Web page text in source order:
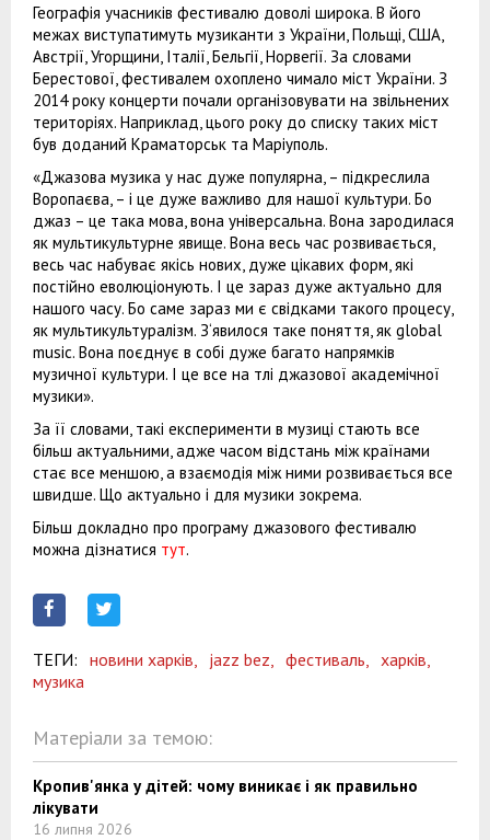
Географія учасників фестивалю доволі широка. В його
межах виступатимуть музиканти з України, Польщі, США,
Австрії, Угорщини, Італії, Бельгії, Норвегії. За словами
Берестової, фестивалем охоплено чимало міст України. З
2014 року концерти почали організовувати на звільнених
територіях. Наприклад, цього року до списку таких міст
був доданий Краматорськ та Маріуполь.
«Джазова музика у нас дуже популярна, – підкреслила
Воропаєва, – і це дуже важливо для нашої культури. Бо
джаз – це така мова, вона універсальна. Вона зародилася
як мультикультурне явище. Вона весь час розвивається,
весь час набуває якісь нових, дуже цікавих форм, які
постійно еволюціонують. І це зараз дуже актуально для
нашого часу. Бо саме зараз ми є свідками такого процесу,
як мультикультуралізм. З‘явилося таке поняття, як global
music. Вона поєднує в собі дуже багато напрямків
музичної культури. І це все на тлі джазової академічної
музики».
За її словами, такі експерименти в музиці стають все
більш актуальними, адже часом відстань між країнами
стає все меншою, а взаємодія між ними розвивається все
швидше. Що актуально і для музики зокрема.
Більш докладно про програму джазового фестивалю
можна дізнатися тут.
ТЕГИ: новини харків, jazz bez, фестиваль,
харків,
музика
Матеріали за темою:
Кропив'янка у дітей: чому виникає і як правильно
лікувати
16 липня 2026